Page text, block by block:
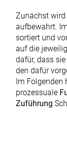
Zunächst
aufbewahrt.
sortiert und
auf die
dafür, dass
den dafür
Im Folgenden
prozessuale
Zuführung